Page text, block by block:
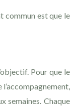
commun est que le
Pour que le
semaines. Chaque